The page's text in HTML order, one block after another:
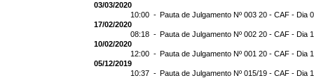
03/03/2020
10:00 - Pauta de Julgamento Nº 003 20 - CAF - Dia
17/02/2020
08:18 - Pauta de Julgamento Nº 002 20 - CAF - Dia
10/02/2020
12:00 - Pauta de Julgamento Nº 001 20 - CAF - Dia
05/12/2019
10:37 - Pauta de Julgamento Nº 015/19 - CAF - Dia